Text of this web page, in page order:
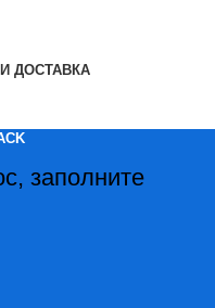
ДОСТАВКА
заполните